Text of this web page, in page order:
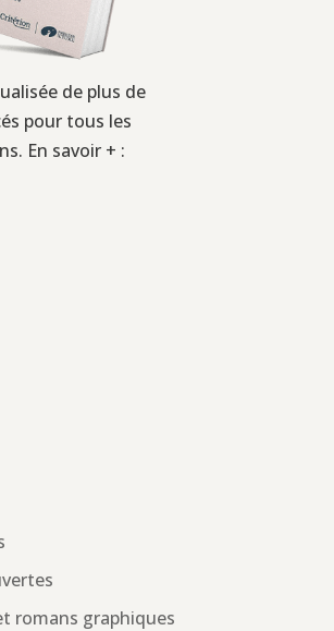
de plus de
pour tous les
En savoir + :
romans graphiques